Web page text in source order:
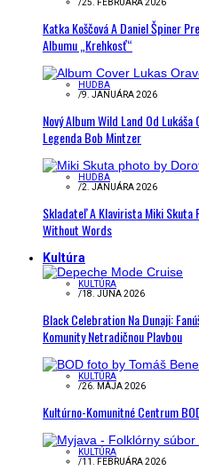
/25. FEBRUÁRA 2026
Katka Koščová A Daniel Špiner
Albumu „Krehkosť“
HUDBA
/9. JANUÁRA 2026
Nový Album Wild Land Od
Legenda Bob Mintzer
HUDBA
/2. JANUÁRA 2026
Skladateľ A Klavirista Miki Skuta
Without Words
Kultúra
KULTÚRA
/18. JÚNA 2026
Black Celebration Na Dunaji:
Komunity Netradičnou Plavbou
KULTÚRA
/26. MÁJA 2026
Kultúrno-Komunitné Centrum
KULTÚRA
/11. FEBRUÁRA 2026